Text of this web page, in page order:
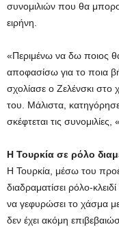
συνομιλιών που θα
ειρήνη.
«Περιμένω να δω ποιος
αποφασίσω για το ποια
σχολίασε ο Ζελένσκι στο
του. Μάλιστα,
σκέφτεται τις
Η Τουρκία σε ρόλο
Η Τουρκία, μέσω του
διαδραματίσει ρόλο-
να γεφυρώσει το χάσμα
δεν έχει ακόμη